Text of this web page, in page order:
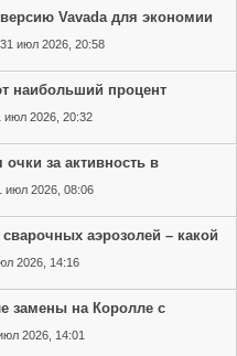
Vavada для экономии
31 июл 2026, 20:58
наибольший процент
июл 2026, 20:32
очки за активность в
июл 2026, 08:06
аэрозолей – какой
2026, 14:16
замены на Королле с
2026, 14:01